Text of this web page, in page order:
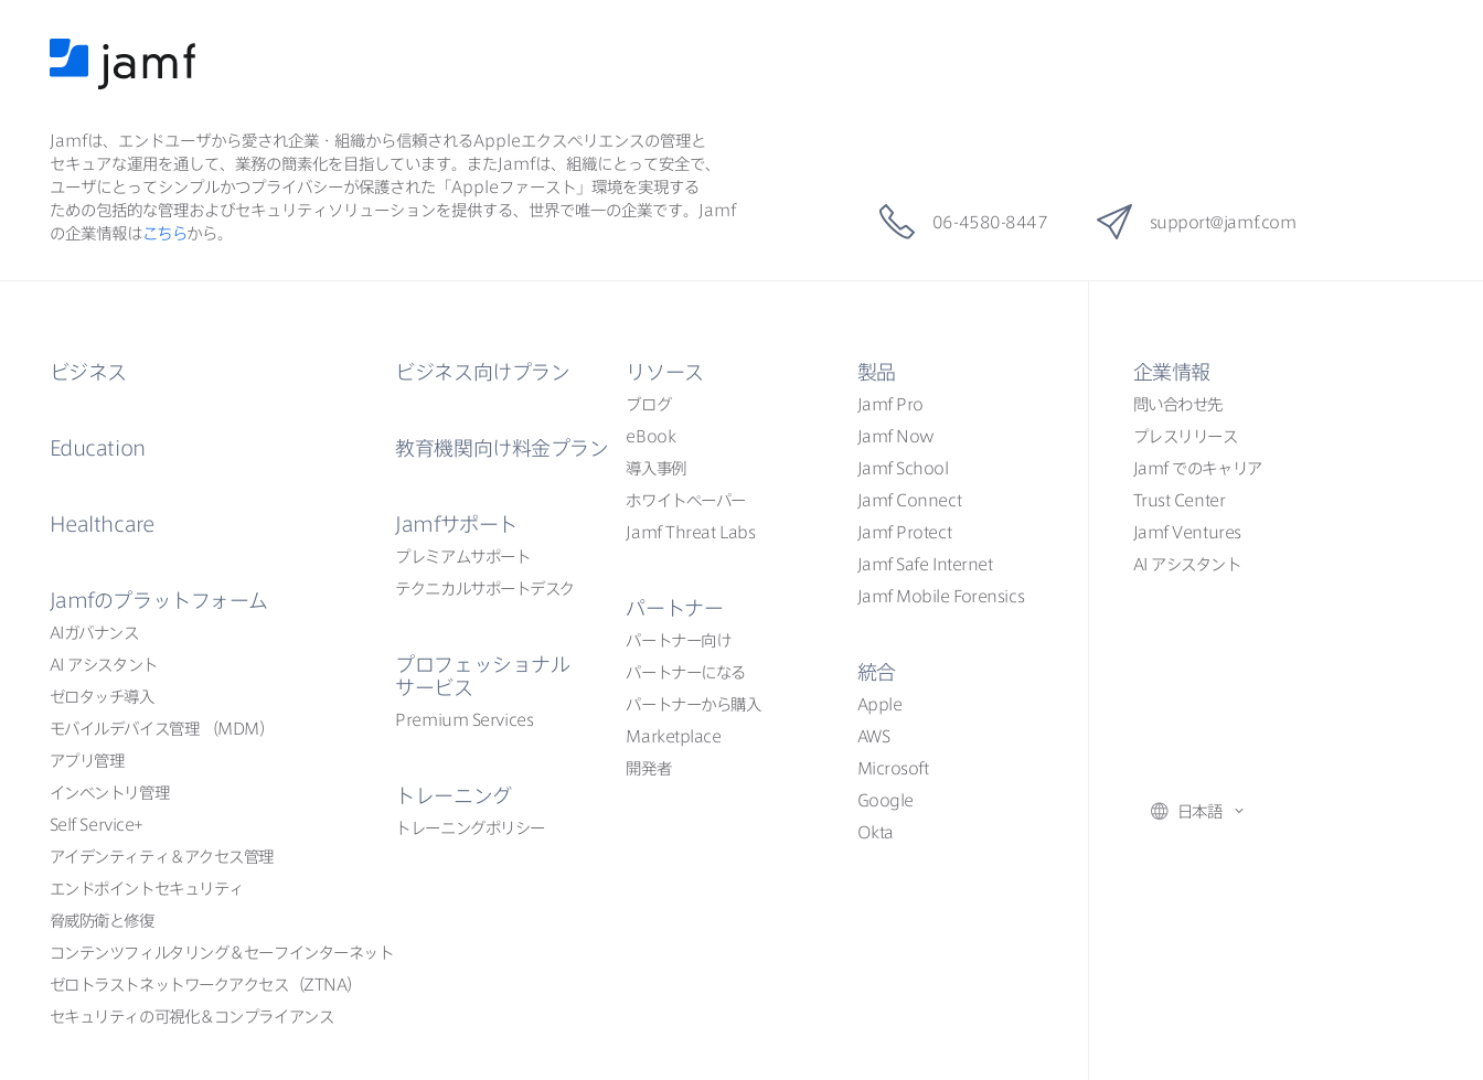
Jamfは、​エンドユーザから​愛され企業・組織から​信頼されるApple エクスペリエンスの​管理と​
セキュアな​運用を​通して、​業務の​簡素化を​目指しています。​また Jamfは、​組織に​とって​安全で、​
ユーザに​とって​シンプルかつプライバシーが​保護された​「 Apple ファースト」環境を​実現する​
ための​包括的な​管理および​セキュリティソリューションを​提供する、​世界で​唯一の​企業です。
Jamf
の​企業情報はこちらから。
06-4580-8447 support@jamf.com
ビジネス
Education
Healthcare
Jamfの​プラットフォーム
AI ガバナンス
AI アシスタント
ゼロタッチ導入
モバイルデバイス管理
（MDM ）
アプリ管理
インベントリ管理
Self Service+
アイデンティティ＆アクセス管理
エンドポイントセキュリティ
脅威防衛と​修復
コンテンツフィルタリング＆セーフインターネット
ゼロトラストネットワークアクセス​（ZTNA）
セキュリティの​可視化＆コンプライアンス
ビジネス向けプラン
教育機関向け料金プラン
Jamfサポート
プレミアムサポート
テクニカルサポートデスク
プロフェッショナル
サービス
Premium Services
トレーニング
トレーニングポリシー
リソース
ブログ
eBook
導入事例
ホワイトペーパー
Jamf Threat Labs
パートナー
パートナー向け
パートナーに​なる
パートナーから​購入
Marketplace
開発者
製品
Jamf Pro
Jamf Now
Jamf School
Jamf Connect
Jamf Protect
Jamf Safe Internet
Jamf Mobile Forensics
統合
Apple
AWS
Microsoft
Google
Okta
企業情報
問い​合わせ先
プレスリリース
Jamf での​​キャリア
Trust Center
Jamf Ventures
AI アシスタント
日本語